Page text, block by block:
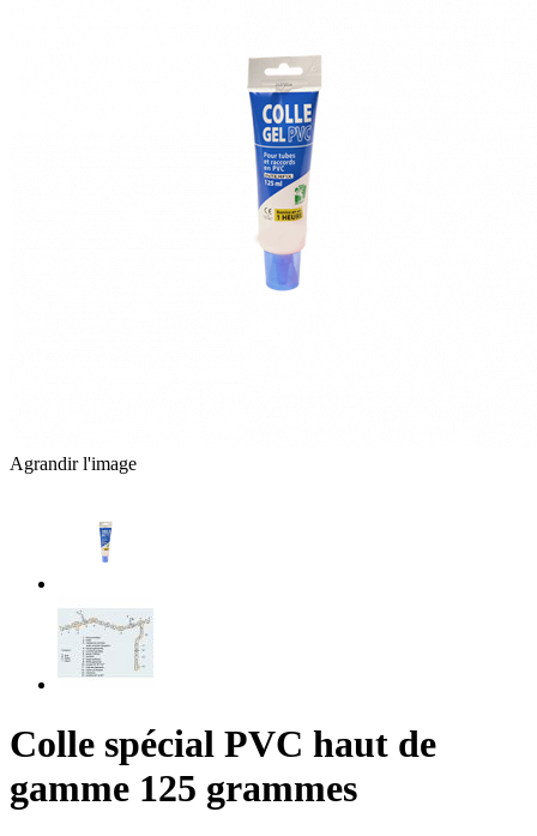
Agrandir l'image
Colle spécial PVC haut de
gamme 125 grammes